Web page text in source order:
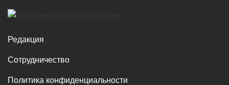
Редакция
Сотрудничество
Политика конфиденциальности